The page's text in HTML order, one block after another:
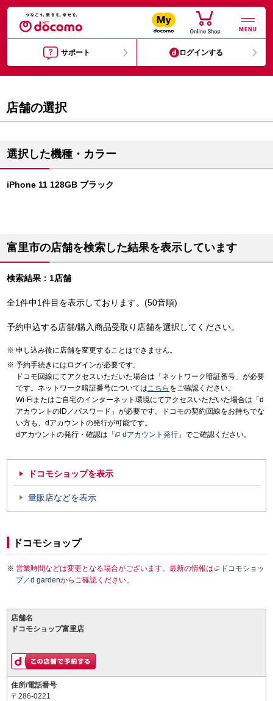
MENU
サポート ログインする
店舗の選択
選択した機種・カラー
iPhone 11 128GB ブラック
富里市の店舗を検索した結果を表示しています
検索結果：1店舗
全1件中1件目を表示しております。(50音順)
予約申込する店舗/購入商品受取り店舗を選択してください。
申し込み後に店舗を変更することはできません。
予約手続きにはログインが必要です。
ドコモ回線にてアクセスいただいた場合は「ネットワーク暗証番号」が必要
です。ネットワーク暗証番号についてはこちら をご確認ください。
Wi-Fiまたはご自宅のインターネット環境にてアクセスいただいた場合は「d
アカウントのID／パスワード」が必要です。ドコモの契約回線をお持ちでな
い方も、dアカウントの発行が可能です。
dアカウントの発行・確認は「
dアカウント発行 」でご確認ください。
ドコモショップを表示
量販店などを表示
ドコモショップ
営業時間などは変更となる場合がございます。最新の情報は
ドコモショッ
プ／d gardenからご確認ください。
店舗名
ドコモショップ富里店
住所/電話番号
〒286-0221